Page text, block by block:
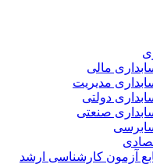
مالی
مدیریت
دولتی
صنعتی
آزمون کارشناسی ارشد